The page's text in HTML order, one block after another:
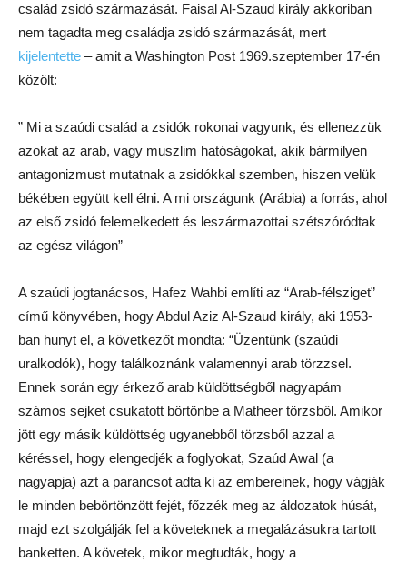
család zsidó származását. Faisal Al-Szaud király akkoriban
nem tagadta meg családja zsidó származását, mert
kijelentette – amit a Washington Post 1969.szeptember 17-én
közölt:
” Mi a szaúdi család a zsidók rokonai vagyunk, és ellenezzük
azokat az arab, vagy muszlim hatóságokat, akik bármilyen
antagonizmust mutatnak a zsidókkal szemben, hiszen velük
békében együtt kell élni. A mi országunk (Arábia) a forrás, ahol
az első zsidó felemelkedett és leszármazottai szétszóródtak
az egész világon”
A szaúdi jogtanácsos, Hafez Wahbi említi az “Arab-félsziget”
című könyvében, hogy Abdul Aziz Al-Szaud király, aki 1953-
ban hunyt el, a következőt mondta: “Üzentünk (szaúdi
uralkodók), hogy találkoznánk valamennyi arab törzzsel.
Ennek során egy érkező arab küldöttségből nagyapám
számos sejket csukatott börtönbe a Matheer törzsből. Amikor
jött egy másik küldöttség ugyanebből törzsből azzal a
kéréssel, hogy elengedjék a foglyokat, Szaúd Awal (a
nagyapja) azt a parancsot adta ki az embereinek, hogy vágják
le minden bebörtönzött fejét, főzzék meg az áldozatok húsát,
majd ezt szolgálják fel a követeknek a megalázásukra tartott
banketten. A követek, mikor megtudták, hogy a